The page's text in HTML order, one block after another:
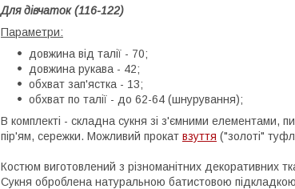
Для дівчаток (116-122)
Параметри:
довжина від талії - 70;
довжина рукава - 42;
обхват зап'ястка - 13;
обхват по талії - до 62-64 (шнурування);
В комплекті - складна сукня зі з'ємними елементами,
пір'ям, сережки. Можливий прокат взуття ("золоті"
Костюм виготовлений з різноманітних декоративних
Сукня оброблена натуральною батистовою